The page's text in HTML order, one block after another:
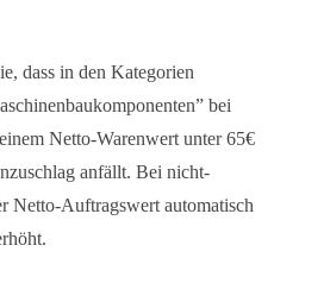
dass in den Kategorien
bei
Netto-Warenwert unter 65€
anfällt. Bei nicht-
Netto-Auftragswert automatisch